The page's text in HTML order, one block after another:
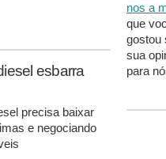
esbarra
precisa baixar
e negociando
nos a
que
gostou
sua
para